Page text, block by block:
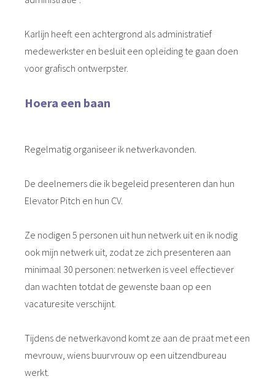
Karlijn heeft een achtergrond als administratief
medewerkster en besluit een opleiding te gaan doen
voor grafisch ontwerpster.
Hoera een baan
Regelmatig organiseer ik netwerkavonden.
De deelnemers die ik begeleid presenteren dan hun
Elevator Pitch en hun CV.
Ze nodigen 5 personen uit hun netwerk uit en ik nodig
ook mijn netwerk uit, zodat ze zich presenteren aan
minimaal 30 personen: netwerken is veel effectiever
dan wachten totdat de gewenste baan op een
vacaturesite verschijnt.
Tijdens de netwerkavond komt ze aan de praat met een
mevrouw, wiens buurvrouw op een uitzendbureau
werkt.